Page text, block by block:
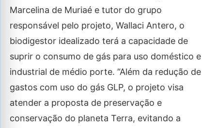
Marcelina de Muriaé e tutor do grupo
responsável pelo projeto, Wallaci Antero, o
biodigestor idealizado terá a capacidade de
suprir o consumo de gás para uso doméstico e
industrial de médio porte. “Além da redução de
gastos com uso do gás GLP, o projeto visa
atender a proposta de preservação e
conservação do planeta Terra, evitando a